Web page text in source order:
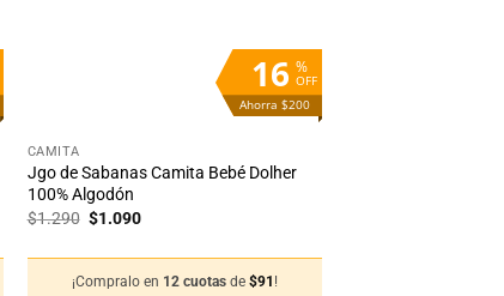
%
OFF
16
Ahorra $200
CAMITA
Jgo de Sabanas Camita Bebé Dolher
100% Algodón
$1.290 El
$1.290.
$1.090El
$1.090.
¡Compralo en 12 cuotas de $91 !